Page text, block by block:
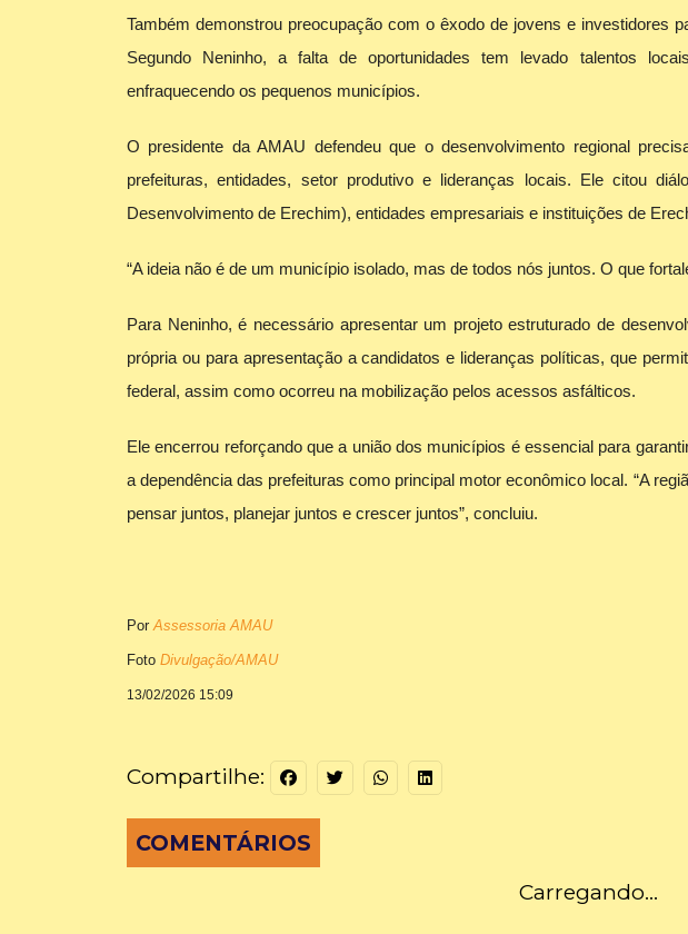
Também demonstrou preocupação com o êxodo de jovens e investidores
Segundo Neninho, a falta de oportunidades tem levado talentos
enfraquecendo os pequenos municípios.
O presidente da AMAU defendeu que o desenvolvimento regional
prefeituras, entidades, setor produtivo e lideranças locais. Ele citou
Desenvolvimento de Erechim), entidades empresariais e instituições de
“A ideia não é de um município isolado, mas de todos nós juntos. O que
Para Neninho, é necessário apresentar um projeto estruturado de
própria ou para apresentação a candidatos e lideranças políticas, que
federal, assim como ocorreu na mobilização pelos acessos asfálticos.
Ele encerrou reforçando que a união dos municípios é essencial para
a dependência das prefeituras como principal motor econômico local. “A
pensar juntos, planejar juntos e crescer juntos”, concluiu.
PorAssessoria AMAU
Foto Divulgação/AMAU
13/02/2026 15:09
Compartilhe:
COMENTÁRIOS
Carregando...